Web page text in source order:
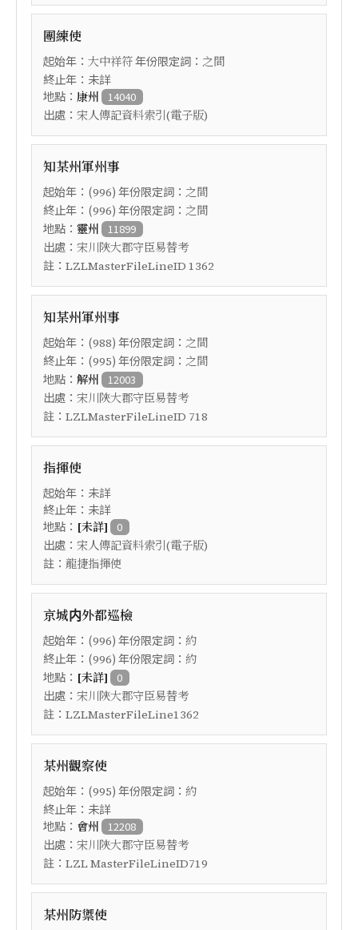
團練使
起始年： 大中祥符年份限定詞： 之間
終止年：未詳
地點： 康州 14040
出處： 宋人傳記資料索引(電子版)
知某州軍州事
起始年：(996) 年份限定詞： 之間
終止年：(996) 年份限定詞： 之間
地點： 靈州 11899
出處： 宋川陝大郡守臣易替考
註： LZLMasterFileLineID 1362
知某州軍州事
起始年：(988) 年份限定詞： 之間
終止年：(995) 年份限定詞： 之間
地點： 解州 12003
出處： 宋川陝大郡守臣易替考
註： LZLMasterFileLineID 718
指揮使
起始年：未詳
終止年：未詳
地點： [未詳] 0
出處： 宋人傳記資料索引(電子版)
註： 龍捷指揮使
京城内外都巡檢
起始年：(996) 年份限定詞： 約
終止年：(996) 年份限定詞： 約
地點： [未詳] 0
出處： 宋川陝大郡守臣易替考
註： LZLMasterFileLine1362
某州觀察使
起始年：(995) 年份限定詞： 約
終止年：未詳
地點： 會州 12208
出處： 宋川陝大郡守臣易替考
註： LZL MasterFileLineID719
某州防禦使